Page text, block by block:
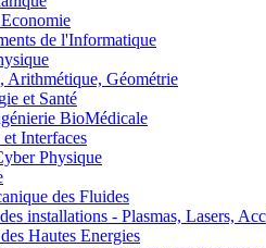
de l'Informatique
Géométrie
et Santé
BioMédicale
Interfaces
Physique
des Fluides
installations - Plasmas, Lasers,
Hautes Energies